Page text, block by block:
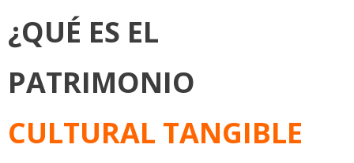
¿QUÉ ES EL
PATRIMONIO
CULTURAL TANGIBLE